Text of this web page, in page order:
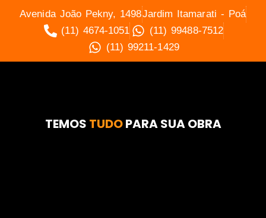
Avenida João Pekny, 1498Jardim Itamarati - Poá
(11) 4674-1051
(11) 99488-7512
(11) 99211-1429
TEMOS TUDOPARA SUA OBRA